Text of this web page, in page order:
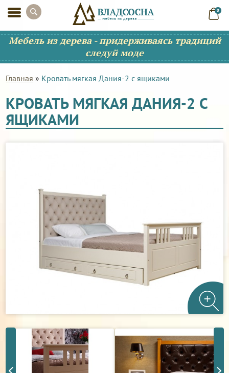
0
Мебель из дерева - придерживаясь традиций
следуй моде
Главная » Кровать мягкая Дания-2 с ящиками
КРОВАТЬ МЯГКАЯ ДАНИЯ-2 С
ЯЩИКАМИ